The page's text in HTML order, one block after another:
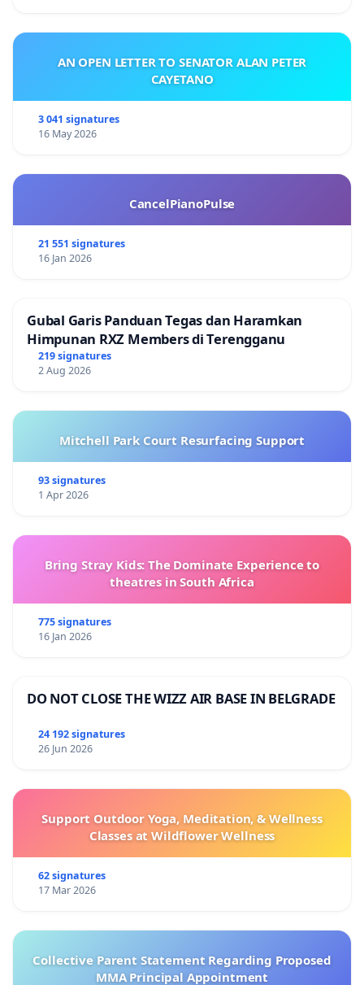
AN OPEN LETTER TO SENATOR ALAN PETER
CAYETANO
3 041 signatures
16 May 2026
CancelPianoPulse
21 551 signatures
16 Jan 2026
Gubal Garis Panduan Tegas dan Haramkan
Himpunan RXZ Members di Terengganu
219 signatures
2 Aug 2026
Mitchell Park Court Resurfacing Support
93 signatures
1 Apr 2026
Bring Stray Kids: The Dominate Experience to
theatres in South Africa
775 signatures
16 Jan 2026
DO NOT CLOSE THE WIZZ AIR BASE IN BELGRADE
24 192 signatures
26 Jun 2026
Support Outdoor Yoga, Meditation, & Wellness
Classes at Wildflower Wellness
62 signatures
17 Mar 2026
Collective Parent Statement Regarding Proposed
MMA Principal Appointment